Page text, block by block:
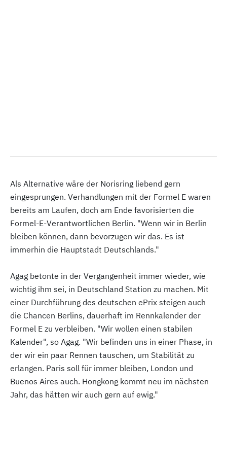
Als Alternative wäre der Norisring liebend gern
eingesprungen. Verhandlungen mit der Formel E waren
bereits am Laufen, doch am Ende favorisierten die
Formel-E-Verantwortlichen Berlin. "Wenn wir in Berlin
bleiben können, dann bevorzugen wir das. Es ist
immerhin die Hauptstadt Deutschlands."
Agag betonte in der Vergangenheit immer wieder, wie
wichtig ihm sei, in Deutschland Station zu machen. Mit
einer Durchführung des deutschen ePrix steigen auch
die Chancen Berlins, dauerhaft im Rennkalender der
Formel E zu verbleiben. "Wir wollen einen stabilen
Kalender", so Agag. "Wir befinden uns in einer Phase, in
der wir ein paar Rennen tauschen, um Stabilität zu
erlangen. Paris soll für immer bleiben, London und
Buenos Aires auch. Hongkong kommt neu im nächsten
Jahr, das hätten wir auch gern auf ewig."